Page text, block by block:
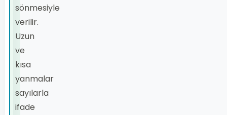
sönmesiyle
verilir.
Uzun
ve
kısa
yanmalar
sayılarla
ifade